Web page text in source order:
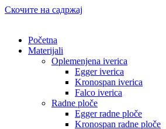
Скочите на садржај
Početna
Materijali
Oplemenjena iverica
Egger iverica
Kronospan iverica
Falco iverica
Radne ploče
Egger radne ploče
Kronospan radne ploče